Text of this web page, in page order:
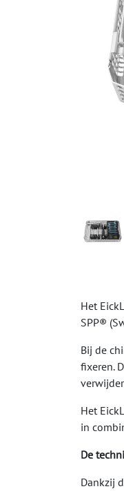
Het
SPP®
Bij de
fixeren.
Het
in
De
Dankzij